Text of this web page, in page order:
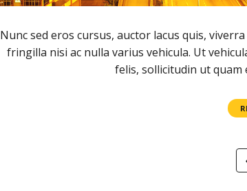
Nunc sed eros cursus, auctor lacus quis,
fringilla nisi ac nulla varius vehicula. Ut
felis, sollicitudin ut quam